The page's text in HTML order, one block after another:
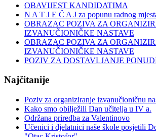
OBAVIJEST KANDIDATIMA
N A T J E Č A J za popunu radnog
OBRAZAC POZIVA ZA
IZVANUČIONIČKE NASTAVE
OBRAZAC POZIVA ZA
IZVANUČIONIČKE NASTAVE
POZIV ZA DOSTAVLJANJE
Najčitanije
Poziv za organiziranje izvanučioničnu
Kako smo obilježili Dan učitelja u IV a.
Održana priredba za Valentinovo
Učenici i djelatnici naše škole posjetili